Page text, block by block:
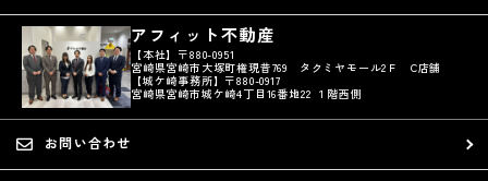
アフィット不動産
【本社】〒880-0951
宮崎県宮崎市大塚町権現昔769 タクミヤモール2Ｆ C店舗
【城ケ崎事務所】〒880-0917
宮崎県宮崎市城ケ崎4丁目16番地22 １階西側
お問い合わせ